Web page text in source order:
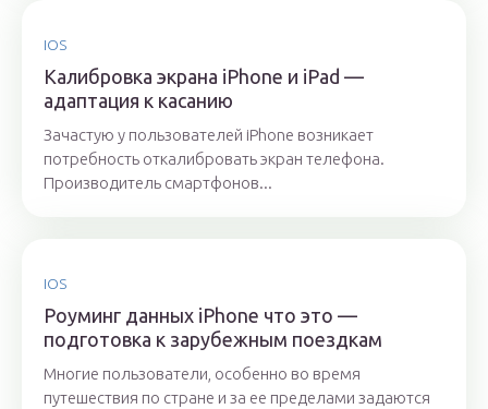
IOS
Калибровка экрана iPhone и iPad —
адаптация к касанию
Зачастую у пользователей iPhone возникает
потребность откалибровать экран телефона.
Производитель смартфонов...
IOS
Роуминг данных iPhone что это —
подготовка к зарубежным поездкам
Многие пользователи, особенно во время
путешествия по стране и за ее пределами задаются